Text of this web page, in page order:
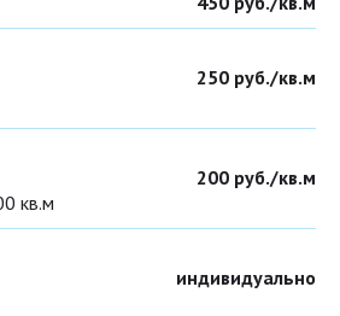
250 руб./кв.м
кв.м
200 руб./кв.м
индивидуально